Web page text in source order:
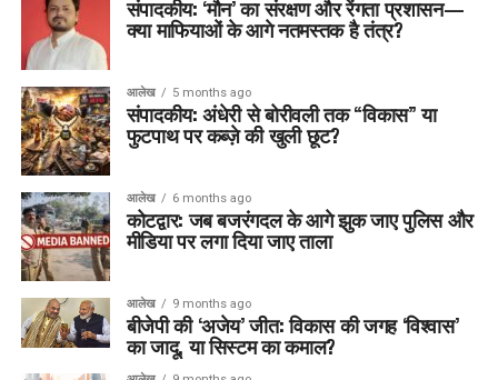
संपादकीय: ‘मौन’ का संरक्षण और रेंगता प्रशासन—
क्या माफियाओं के आगे नतमस्तक है तंत्र?
आलेख 5 months ago
संपादकीय: अंधेरी से बोरीवली तक “विकास” या
फुटपाथ पर कब्ज़े की खुली छूट?
आलेख 6 months ago
कोटद्वार: जब बजरंगदल के आगे झुक जाए पुलिस और
मीडिया पर लगा दिया जाए ताला
आलेख 9 months ago
बीजेपी की ‘अजेय’ जीत: विकास की जगह ‘विश्वास’
का जादू, या सिस्टम का कमाल?